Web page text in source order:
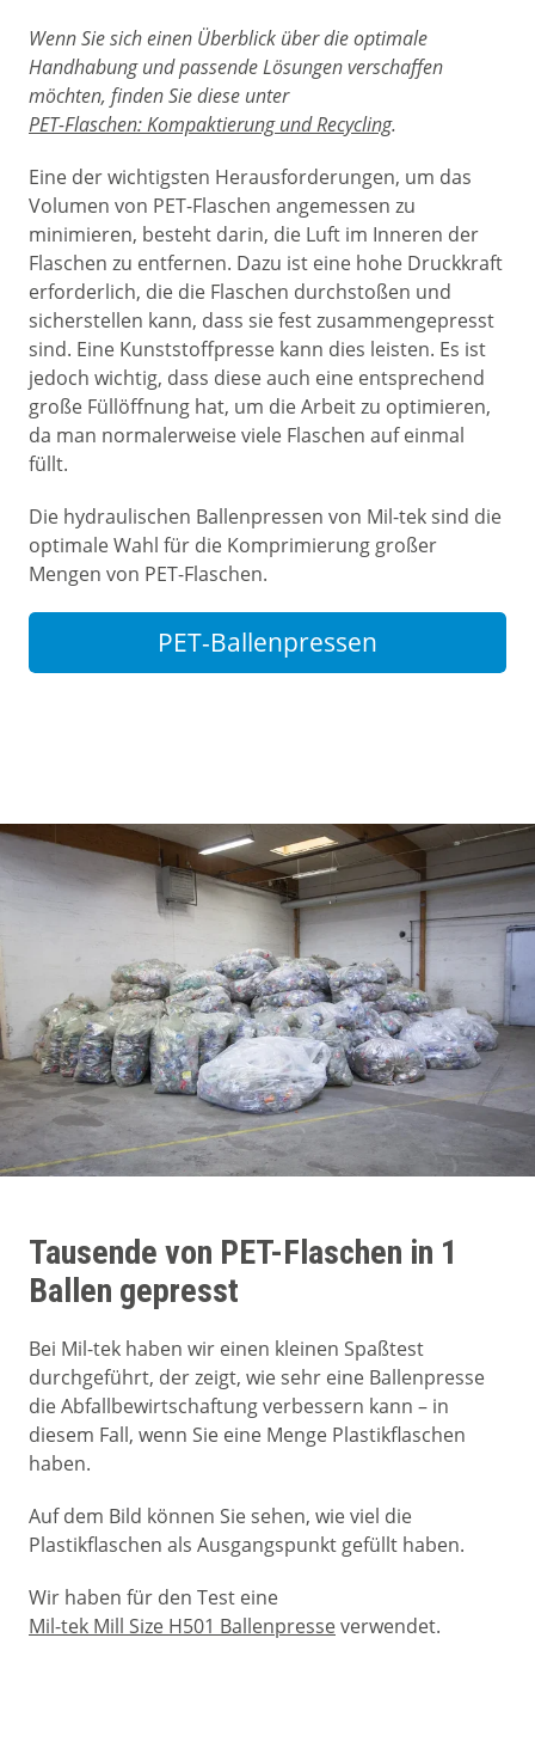
Wenn Sie sich einen Überblick über die optimale
Handhabung und passende Lösungen verschaffen
möchten, finden Sie diese unter
PET-Flaschen: Kompaktierung und Recycling.
Eine der wichtigsten Herausforderungen, um das
Volumen von PET-Flaschen angemessen zu
minimieren, besteht darin, die Luft im Inneren der
Flaschen zu entfernen. Dazu ist eine hohe Druckkraft
erforderlich, die die Flaschen durchstoßen und
sicherstellen kann, dass sie fest zusammengepresst
sind. Eine Kunststoffpresse kann dies leisten. Es ist
jedoch wichtig, dass diese auch eine entsprechend
große Füllöffnung hat, um die Arbeit zu optimieren,
da man normalerweise viele Flaschen auf einmal
füllt.
Die hydraulischen Ballenpressen von Mil-tek sind die
optimale Wahl für die Komprimierung großer
Mengen von PET-Flaschen.
PET-Ballenpressen
Tausende von PET-Flaschen in 1
Ballen gepresst
Bei Mil-tek haben wir einen kleinen Spaßtest
durchgeführt, der zeigt, wie sehr eine Ballenpresse
die Abfallbewirtschaftung verbessern kann – in
diesem Fall, wenn Sie eine Menge Plastikflaschen
haben.
Auf dem Bild können Sie sehen, wie viel die
Plastikflaschen als Ausgangspunkt gefüllt haben.
Wir haben für den Test eine
Mil-tek Mill Size H501 Ballenpresseverwendet.